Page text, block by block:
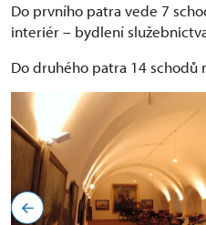
Do prvního patra vede 7
interiér – bydlení
Do druhého patra 14 schodů